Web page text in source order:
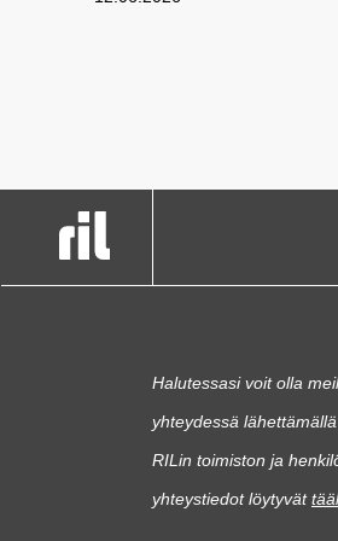
Halutessasi voit olla
yhteydessä
RILin toimiston ja
yhteystiedot löytyvät